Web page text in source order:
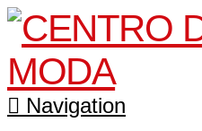
Navigation